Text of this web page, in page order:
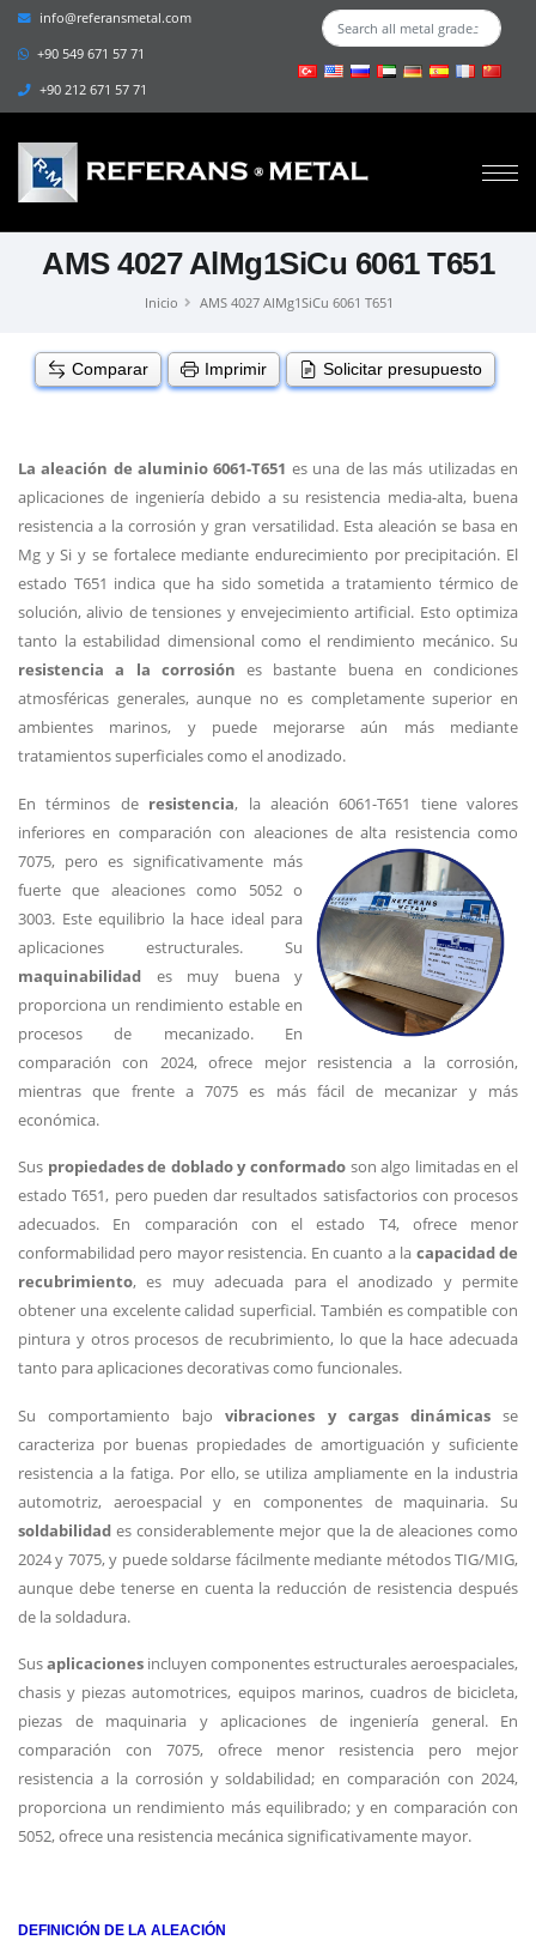
info@referansmetal.com
+90 549 671 57 71
+90 212 671 57 71
AMS 4027 AlMg1SiCu 6061 T651
Inicio AMS 4027 AlMg1SiCu 6061 T651
Comparar Imprimir Solicitar presupuesto
La aleación de aluminio 6061-T651 es una de las más utilizadas en
aplicaciones de ingeniería debido a su resistencia media-alta, buena
resistencia a la corrosión y gran versatilidad. Esta aleación se basa en
Mg y Si y se fortalece mediante endurecimiento por precipitación. El
estado T651 indica que ha sido sometida a tratamiento térmico de
solución, alivio de tensiones y envejecimiento artificial. Esto optimiza
tanto la estabilidad dimensional como el rendimiento mecánico. Su
resistencia a la corrosión es bastante buena en condiciones
atmosféricas generales, aunque no es completamente superior en
ambientes marinos, y puede mejorarse aún más mediante
tratamientos superficiales como el anodizado.
En términos de resistencia, la aleación 6061-T651 tiene valores
inferiores en comparación con aleaciones de alta resistencia como
7075, pero es significativamente más
fuerte que aleaciones como 5052 o
3003. Este equilibrio la hace ideal para
aplicaciones estructurales. Su
maquinabilidad es muy buena y
proporciona un rendimiento estable en
procesos de mecanizado. En
comparación con 2024, ofrece mejor resistencia a la corrosión,
mientras que frente a 7075 es más fácil de mecanizar y más
económica.
Sus propiedades de doblado y conformado son algo limitadas en el
estado T651, pero pueden dar resultados satisfactorios con procesos
adecuados. En comparación con el estado T4, ofrece menor
conformabilidad pero mayor resistencia. En cuanto a la capacidad de
recubrimiento, es muy adecuada para el anodizado y permite
obtener una excelente calidad superficial. También es compatible con
pintura y otros procesos de recubrimiento, lo que la hace adecuada
tanto para aplicaciones decorativas como funcionales.
Su comportamiento bajovibraciones y cargas dinámicasse
caracteriza por buenas propiedades de amortiguación y suficiente
resistencia a la fatiga. Por ello, se utiliza ampliamente en la industria
automotriz, aeroespacial y en componentes de maquinaria. Su
soldabilidad es considerablemente mejor que la de aleaciones como
2024 y 7075, y puede soldarse fácilmente mediante métodos TIG/MIG,
aunque debe tenerse en cuenta la reducción de resistencia después
de la soldadura.
Susaplicaciones incluyen componentes estructurales aeroespaciales,
chasis y piezas automotrices, equipos marinos, cuadros de bicicleta,
piezas de maquinaria y aplicaciones de ingeniería general. En
comparación con 7075, ofrece menor resistencia pero mejor
resistencia a la corrosión y soldabilidad; en comparación con 2024,
proporciona un rendimiento más equilibrado; y en comparación con
5052, ofrece una resistencia mecánica significativamente mayor.
DEFINICIÓN DE LA ALEACIÓN